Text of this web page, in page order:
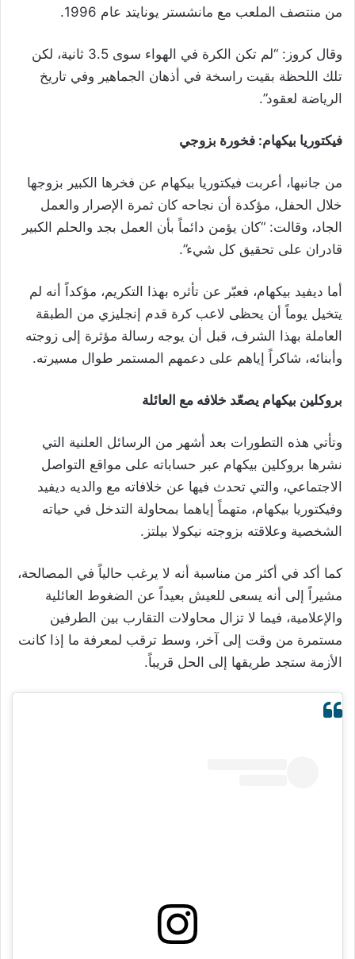
من منتصف الملعب مع مانشستر يونايتد عام 1996.
وقال كروز: “لم تكن الكرة في الهواء سوى 3.5 ثانية، لكن
تلك اللحظة بقيت راسخة في أذهان الجماهير وفي تاريخ
الرياضة لعقود”.
فيكتوريا بيكهام: فخورة بزوجي
من جانبها، أعربت فيكتوريا بيكهام عن فخرها الكبير بزوجها
خلال الحفل، مؤكدة أن نجاحه كان ثمرة الإصرار والعمل
الجاد، وقالت: “كان يؤمن دائماً بأن العمل بجد والحلم الكبير
قادران على تحقيق كل شيء”.
أما ديفيد بيكهام، فعبّر عن تأثره بهذا التكريم، مؤكداً أنه لم
يتخيل يوماً أن يحظى لاعب كرة قدم إنجليزي من الطبقة
العاملة بهذا الشرف، قبل أن يوجه رسالة مؤثرة إلى زوجته
وأبنائه، شاكراً إياهم على دعمهم المستمر طوال مسيرته.
بروكلين بيكهام يصعّد خلافه مع العائلة
وتأتي هذه التطورات بعد أشهر من الرسائل العلنية التي
نشرها بروكلين بيكهام عبر حساباته على مواقع التواصل
الاجتماعي، والتي تحدث فيها عن خلافاته مع والديه ديفيد
وفيكتوريا بيكهام، متهماً إياهما بمحاولة التدخل في حياته
الشخصية وعلاقته بزوجته نيكولا بيلتز.
كما أكد في أكثر من مناسبة أنه لا يرغب حالياً في المصالحة،
مشيراً إلى أنه يسعى للعيش بعيداً عن الضغوط العائلية
والإعلامية، فيما لا تزال محاولات التقارب بين الطرفين
مستمرة من وقت إلى آخر، وسط ترقب لمعرفة ما إذا كانت
الأزمة ستجد طريقها إلى الحل قريباً.